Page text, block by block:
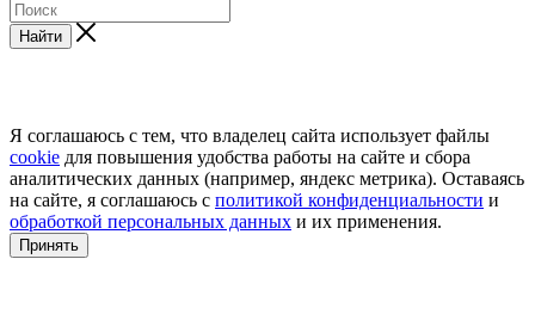
Найти
Я соглашаюсь с тем, что владелец сайта использует файлы
cookie для повышения удобства работы на сайте и сбора
аналитических данных (например, яндекс метрика). Оставаясь
на сайте, я соглашаюсь с политикой конфиденциальности и
обработкой персональных данных и их применения.
Принять